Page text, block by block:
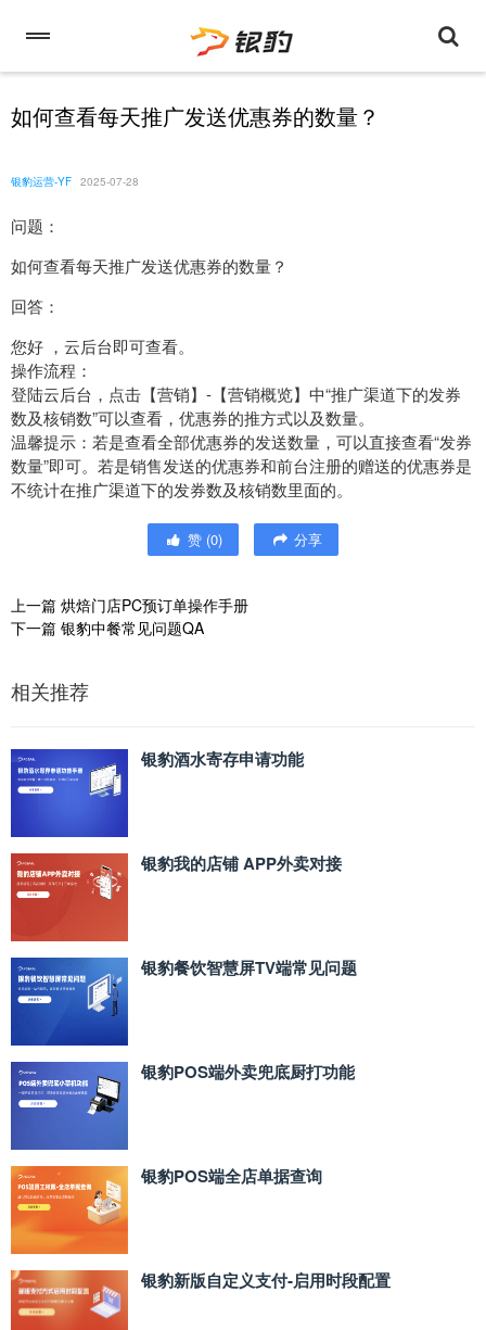
如何查看每天推广发送优惠券的数量？
银豹运营-YF 2025-07-28
问题：
如何查看每天推广发送优惠券的数量？
回答：
您好 ，云后台即可查看。
操作流程：
登陆云后台，点击【营销】-【营销概览】中“推广渠道下的发券
数及核销数”可以查看，优惠券的推方式以及数量。
温馨提示：若是查看全部优惠券的发送数量，可以直接查看“发券
数量”即可。若是销售发送的优惠券和前台注册的赠送的优惠券是
不统计在推广渠道下的发券数及核销数里面的。
赞 (0) 分享
上一篇 烘焙门店PC预订单操作手册
下一篇 银豹中餐常见问题QA
相关推荐
银豹酒水寄存申请功能
银豹我的店铺 APP外卖对接
银豹餐饮智慧屏TV端常见问题
银豹POS端外卖兜底厨打功能
银豹POS端全店单据查询
银豹新版自定义支付‑启用时段配置